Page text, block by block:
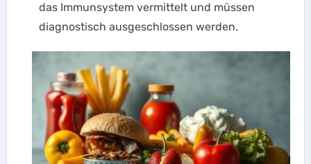
das Immunsystem vermittelt und müssen
diagnostisch ausgeschlossen werden.